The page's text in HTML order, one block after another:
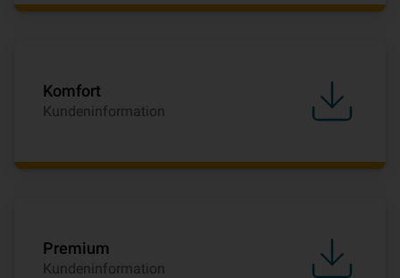
Komfort
Kundeninformation
Premium
Kundeninformation